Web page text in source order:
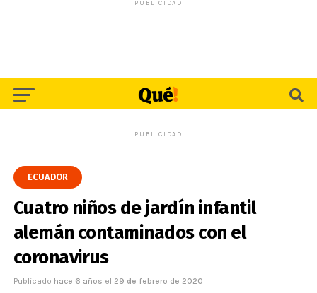
PUBLICIDAD
PUBLICIDAD
ECUADOR
Cuatro niños de jardín infantil
alemán contaminados con el
coronavirus
Publicado hace 6 años el 29 de febrero de 2020